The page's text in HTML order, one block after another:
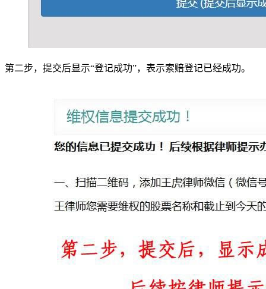
第二步，提交后显示“登记成功”，表示索赔登记已经成功。